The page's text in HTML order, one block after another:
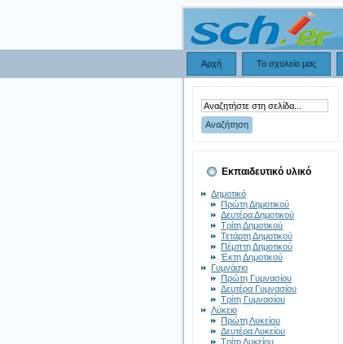
Αρχή Το σχολείο μας
Εκπαιδευτικό υλικό
Δημοτικό
Πρώτη Δημοτικού
Δευτέρα Δημοτικού
Τρίτη Δημοτικού
Τετάρτη Δημοτικού
Πέμπτη Δημοτικού
Έκτη Δημοτικού
Γυμνάσιο
Πρώτη Γυμνασίου
Δευτέρα Γυμνασίου
Τρίτη Γυμνασίου
Λύκειο
Πρώτη Λυκείου
Δευτέρα Λυκείου
Τρίτη Λυκείου